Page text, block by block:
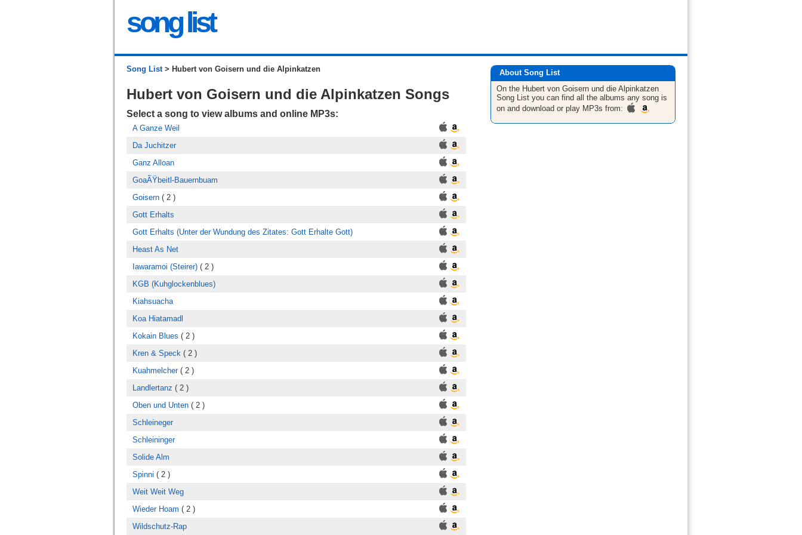
song list
Song List> Hubert von Goisern und die Alpinkatzen
Hubert von Goisern und die Alpinkatzen Songs
Select a song to view albums and online MP3s:
A Ganze Weil
Da Juchitzer
Ganz Alloan
GoaÃŸbeitl-Bauernbuam
Goisern ( 2 )
Gott Erhalts
Gott Erhalts (Unter der Wundung des Zitates: Gott Erhalte Gott)
Heast As Net
Iawaramoi (Steirer) ( 2 )
KGB (Kuhglockenblues)
Kiahsuacha
Koa Hiatamadl
Kokain Blues ( 2 )
Kren & Speck ( 2 )
Kuahmelcher( 2 )
Landlertanz ( 2 )
Oben und Unten ( 2 )
Schleineger
Schleininger
Solide Alm
Spinni ( 2 )
Weit Weit Weg
Wieder Hoam ( 2 )
Wildschutz-Rap
About Song List
On the Hubert von Goisern und die Alpinkatzen
Song List you can find all the albums any song is
on and download or play MP3s from: